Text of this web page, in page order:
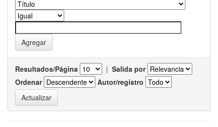
Resultados/Página | Salida por
Ordenar
Autor/registro